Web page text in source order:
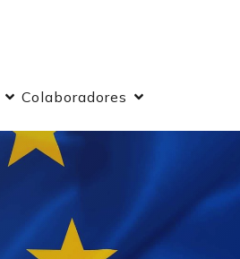
Colaboradores